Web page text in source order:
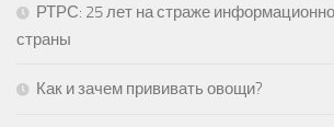
РТРС: 25 лет на страже
страны
Как и зачем прививать овощи?